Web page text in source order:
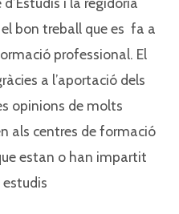
el bon treball que es fa a
professional. El
a l’aportació dels
opinions de molts
als centres de formació
estan o han impartit